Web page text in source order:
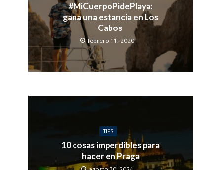
#MiCuerpoPidePlaya:
gana una estancia en Los
Cabos
febrero 11, 2020
TIPS
10 cosas imperdibles para
hacer en Praga